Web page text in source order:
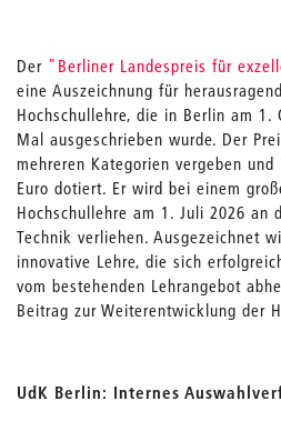
Der "Berliner Landespreis für
eine Auszeichnung für
Hochschullehre, die in Berlin am 1.
Mal ausgeschrieben wurde. Der
mehreren Kategorien vergeben
Euro dotiert. Er wird bei einem
Hochschullehre am 1. Juli 2026 an
Technik verliehen. Ausgezeichnet
innovative Lehre, die sich
vom bestehenden Lehrangebot
Beitrag zur Weiterentwicklung der
UdK Berlin: Internes